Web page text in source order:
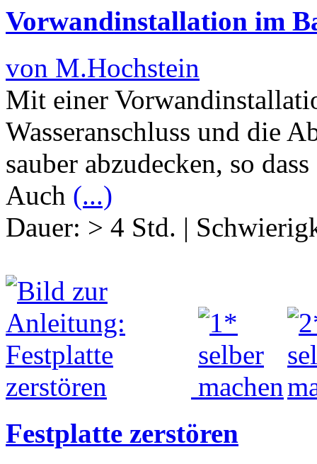
Vorwandinstallation im
von M.Hochstein
Mit einer
Wasseranschluss und die
sauber abzudecken, so
Auch (...)
Dauer: > 4 Std. |
Festplatte zerstören